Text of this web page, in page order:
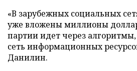
«В зарубежных социальных
уже вложены миллионы
партии идет через
сеть информационных
Данилин.